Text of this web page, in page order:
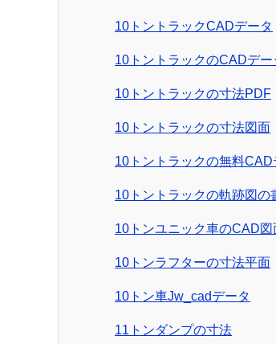
10トントラックCADデータ
10トントラックのCADデー
10トントラックの寸法PDF
10トントラックの寸法図面
10トントラックの無料CAD
10トントラックの軌跡図の
10トンユニック車のCAD図
10トンラフターの寸法平面
10トン車Jw_cadデータ
11トンダンプの寸法